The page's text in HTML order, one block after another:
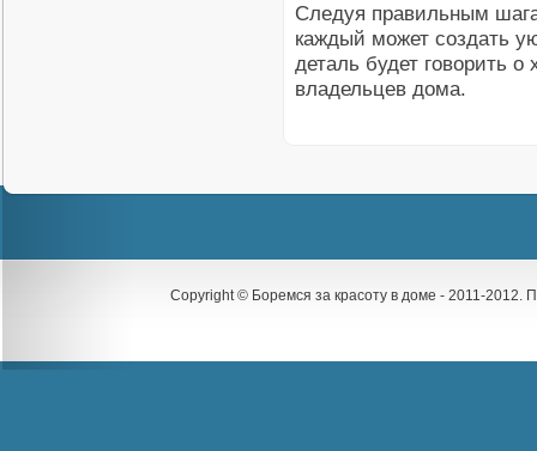
Следуя правильным
каждый может создать
деталь будет говорить
владельцев дома.
Copyright © Боремся за красоту в доме - 2011-2012.